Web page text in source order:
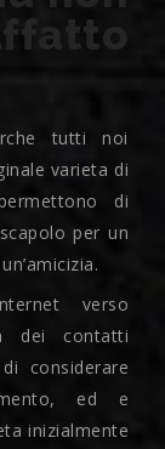
tutti noi
varieta di
di
per un
verso
dei contatti
considerare
ed e
inizialmente